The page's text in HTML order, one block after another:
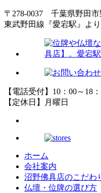
〒278-0037 千葉県野田市
東武野田線『愛宕駅』よ
【電話受付】10：00～18
【定休日】月曜日
ホーム
会社案内
沼野佛具店のこだわ
仏壇・位牌の選び方